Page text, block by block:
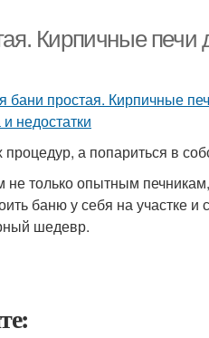
Кирпичные печи
а попариться в
не только опытным
баню у себя на участке и
шедевр.